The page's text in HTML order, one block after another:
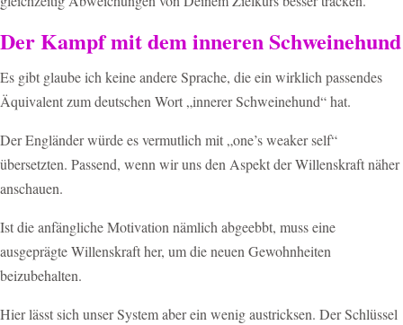
Der Kampf mit dem inneren Schweinehund
Es gibt glaube ich keine andere Sprache, die ein wirklich passendes
Äquivalent zum deutschen Wort „innerer Schweinehund“ hat.
Der Engländer würde es vermutlich mit „one’s weaker self“
übersetzten. Passend, wenn wir uns den Aspekt der Willenskraft näher
anschauen.
Ist die anfängliche Motivation nämlich abgeebbt, muss eine
ausgeprägte Willenskraft her, um die neuen Gewohnheiten
beizubehalten.
Hier lässt sich unser System aber ein wenig austricksen. Der Schlüssel